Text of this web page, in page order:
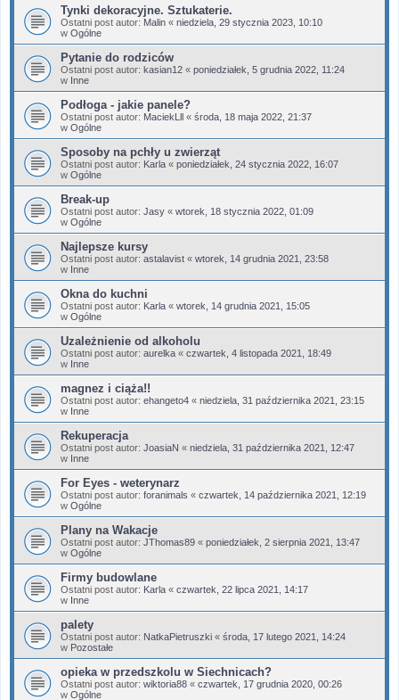
Tynki dekoracyjne. Sztukaterie.
Ostatni post autor: Malin « niedziela, 29 stycznia 2023, 10:10
w Ogólne
Pytanie do rodziców
Ostatni post autor: kasian12 « poniedziałek, 5 grudnia 2022, 11:24
w Inne
Podłoga - jakie panele?
Ostatni post autor: MaciekLll « środa, 18 maja 2022, 21:37
w Ogólne
Sposoby na pchły u zwierząt
Ostatni post autor: Karla « poniedziałek, 24 stycznia 2022, 16:07
w Ogólne
Break-up
Ostatni post autor: Jasy « wtorek, 18 stycznia 2022, 01:09
w Ogólne
Najlepsze kursy
Ostatni post autor: astalavist « wtorek, 14 grudnia 2021, 23:58
w Inne
Okna do kuchni
Ostatni post autor: Karla « wtorek, 14 grudnia 2021, 15:05
w Ogólne
Uzależnienie od alkoholu
Ostatni post autor: aurelka « czwartek, 4 listopada 2021, 18:49
w Inne
magnez i ciąża!!
Ostatni post autor: ehangeto4 « niedziela, 31 października 2021, 23:15
w Inne
Rekuperacja
Ostatni post autor: JoasiaN « niedziela, 31 października 2021, 12:47
w Inne
For Eyes - weterynarz
Ostatni post autor: foranimals « czwartek, 14 października 2021, 12:19
w Ogólne
Plany na Wakacje
Ostatni post autor: JThomas89 « poniedziałek, 2 sierpnia 2021, 13:47
w Ogólne
Firmy budowlane
Ostatni post autor: Karla « czwartek, 22 lipca 2021, 14:17
w Inne
palety
Ostatni post autor: NatkaPietruszki « środa, 17 lutego 2021, 14:24
w Pozostałe
opieka w przedszkolu w Siechnicach?
Ostatni post autor: wiktoria88 « czwartek, 17 grudnia 2020, 00:26
w Ogólne